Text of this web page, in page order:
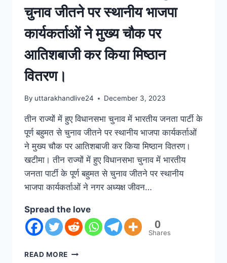
चुनाव जीतने पर स्थानीय भाजपा
कार्यकर्ताओं ने मुख्य चौक पर
आतिशबाजी कर किया मिष्ठान
वितरण।
By uttarakhandlive24 December 3, 2023
तीन राज्यों में हुए विधानसभा चुनाव में भारतीय जनता पार्टी के
पूर्ण बहुमत से चुनाव जीतने पर स्थानीय भाजपा कार्यकर्ताओं
ने मुख्य चौक पर आतिशबाजी कर किया मिष्ठान वितरण।
खटीमा। तीन राज्यों में हुए विधानसभा चुनाव में भारतीय
जनता पार्टी के पूर्ण बहुमत से चुनाव जीतने पर स्थानीय
भाजपा कार्यकर्ताओं ने नगर अध्यक्ष जीवन…
Spread the love
0
Shares
READ MORE